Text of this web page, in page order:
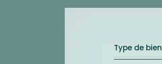
Type de bien